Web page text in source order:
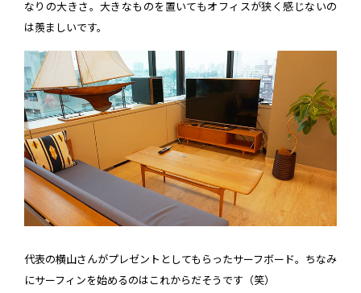
なりの大きさ。大きなものを置いてもオフィスが狭く感じないの
は羨ましいです。
代表の横山さんがプレゼントとしてもらったサーフボード。ちなみ
にサーフィンを始めるのはこれからだそうです（笑）